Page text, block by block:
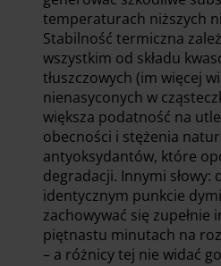
temperaturach niższych
Stabilność termiczna
wszystkim od składu
tłuszczowych (im więcej
nienasyconych w
większa podatność na
obecności i stężenia
antyoksydantów, które
degradacji. Innymi słowy:
identycznym punkcie
zachowywać się zupełnie
piętnastu minutach na
– a różnicy tej nie widać